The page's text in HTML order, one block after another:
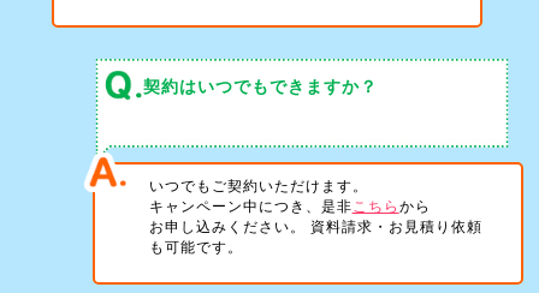
契約はいつでもできますか？
いつでもご契約いただけます。
キャンペーン中につき、是非 こちら から
お申し込みください。 資料請求・お見積り依頼
も可能です。